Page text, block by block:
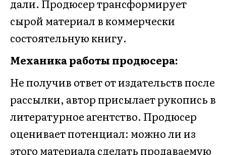
дали. Продюсер трансформирует
сырой материал в коммерчески
состоятельную книгу.
Механика работы продюсера:
Не получив ответ от издательств после
рассылки, автор присылает рукопись в
литературное агентство. Продюсер
оценивает потенциал: можно ли из
этого материала сделать продаваемую